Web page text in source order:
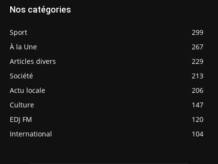
Nos catégories
Sport
299
À la Une
267
Articles divers
229
Société
213
Actu locale
206
Culture
147
EDJ FM
120
International
104